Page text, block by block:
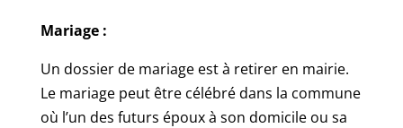
Mariage :
Un dossier de mariage est à retirer en mairie.
Le mariage peut être célébré dans la commune
où l’un des futurs époux à son domicile ou sa